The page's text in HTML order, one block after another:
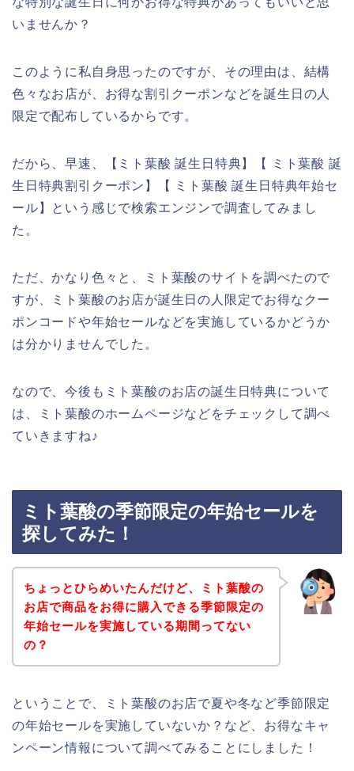
いませんか？
このように私自身思ったのですが、その理由は、結構
色々なお店が、お得な割引クーポンなどを誕生日の人
限定で配布しているからです。
だから、早速、【ミト葉酸 誕生日特典】【 ミト葉酸 誕
生日特典割引クーポン】【 ミト葉酸 誕生日特典年始セ
ール】という感じで検索エンジンで調査してみまし
た。
ただ、かなり色々と、ミト葉酸のサイトを調べたので
すが、ミト葉酸のお店が誕生日の人限定でお得なクー
ポンコードや年始セールなどを実施しているかどうか
は分かりませんでした。
なので、今後もミト葉酸のお店の誕生日特典について
は、ミト葉酸のホームページなどをチェックして調べ
ていきますね♪
ミト葉酸の季節限定の年始セールを
探してみた！
ちょっとひらめいたんだけど、ミト葉酸の
お店で商品をお得に購入できる季節限定の
年始セールを実施している期間ってない
の？
ということで、ミト葉酸のお店で夏や冬など季節限定
の年始セールを実施していないか？など、お得なキャ
ンペーン情報について調べてみることにしました！